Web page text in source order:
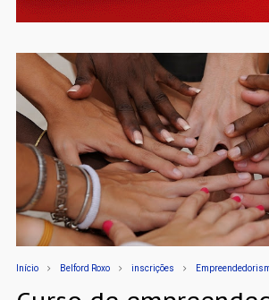
Início Belford Roxo inscrições